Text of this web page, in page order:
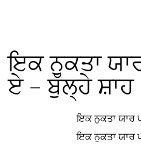
ਇਕ ਨੁਕਤਾ
ਏ – ਬੁੱਲ੍ਹੇ ਸ਼ਾਹ
ਇਕ ਨੁਕਤਾ ਯਾਰ
ਇਕ ਨੁਕਤਾ ਯਾਰ